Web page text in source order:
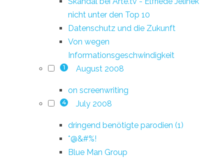
nicht unter den Top 10
Datenschutz und die Zukunft
Von wegen
Informationsgeschwindigkeit
1 August 2008
on screenwriting
4 July 2008
dringend benötigte parodien (1)
*@&#%!
Blue Man Group